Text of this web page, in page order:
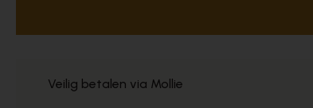
Veilig betalen via Mollie